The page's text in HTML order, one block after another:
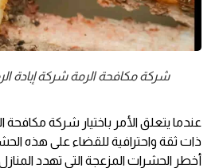
شركة مكافحة الرمة شركة إبادة
عندما يتعلق الأمر باختيار شركة
ذات ثقة واحترافية للقضاء على هذه
أخطر الحشرات المزعجة التي تهدد